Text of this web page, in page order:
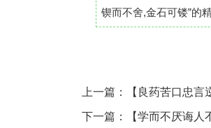
锲而不舍,金石可镂”的
上一篇： 【良药苦口忠言
下一篇： 【学而不厌诲人